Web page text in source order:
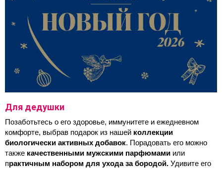
Для дедушки
Позаботьтесь о его здоровье, иммунитете и ежедневном
комфорте, выбрав подарок из нашей коллекции
биологически активных добавок. Порадовать его можно
также качественными мужскими парфюмами или
практичным набором для ухода за бородой. Удивите его